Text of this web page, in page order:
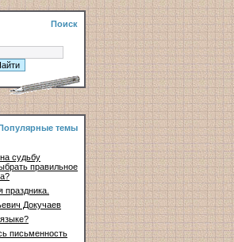
Поиск
темы
судьбу
правильное
праздника.
Докучаев
письменность